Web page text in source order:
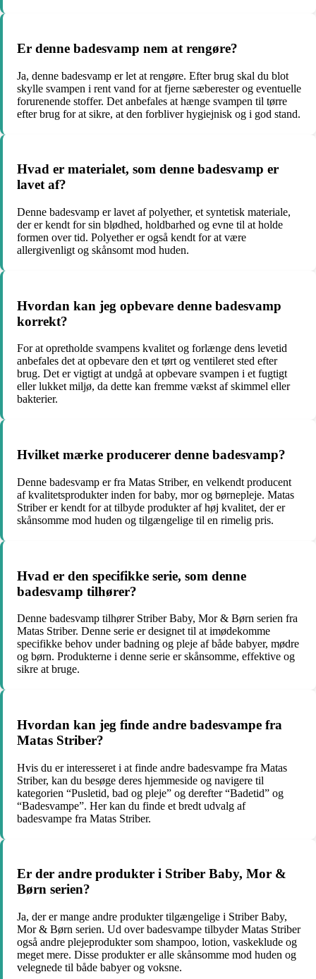
Er denne badesvamp nem at rengøre?
Ja, denne badesvamp er let at rengøre. Efter brug skal du blot
skylle svampen i rent vand for at fjerne sæberester og eventuelle
forurenende stoffer. Det anbefales at hænge svampen til tørre
efter brug for at sikre, at den forbliver hygiejnisk og i god stand.
Hvad er materialet, som denne badesvamp er
lavet af?
Denne badesvamp er lavet af polyether, et syntetisk materiale,
der er kendt for sin blødhed, holdbarhed og evne til at holde
formen over tid. Polyether er også kendt for at være
allergivenligt og skånsomt mod huden.
Hvordan kan jeg opbevare denne badesvamp
korrekt?
For at opretholde svampens kvalitet og forlænge dens levetid
anbefales det at opbevare den et tørt og ventileret sted efter
brug. Det er vigtigt at undgå at opbevare svampen i et fugtigt
eller lukket miljø, da dette kan fremme vækst af skimmel eller
bakterier.
Hvilket mærke producerer denne badesvamp?
Denne badesvamp er fra Matas Striber, en velkendt producent
af kvalitetsprodukter inden for baby, mor og børnepleje. Matas
Striber er kendt for at tilbyde produkter af høj kvalitet, der er
skånsomme mod huden og tilgængelige til en rimelig pris.
Hvad er den specifikke serie, som denne
badesvamp tilhører?
Denne badesvamp tilhører Striber Baby, Mor & Børn serien fra
Matas Striber. Denne serie er designet til at imødekomme
specifikke behov under badning og pleje af både babyer, mødre
og børn. Produkterne i denne serie er skånsomme, effektive og
sikre at bruge.
Hvordan kan jeg finde andre badesvampe fra
Matas Striber?
Hvis du er interesseret i at finde andre badesvampe fra Matas
Striber, kan du besøge deres hjemmeside og navigere til
kategorien “Pusletid, bad og pleje” og derefter “Badetid” og
“Badesvampe”. Her kan du finde et bredt udvalg af
badesvampe fra Matas Striber.
Er der andre produkter i Striber Baby, Mor &
Børn serien?
Ja, der er mange andre produkter tilgængelige i Striber Baby,
Mor & Børn serien. Ud over badesvampe tilbyder Matas Striber
også andre plejeprodukter som shampoo, lotion, vaskeklude og
meget mere. Disse produkter er alle skånsomme mod huden og
velegnede til både babyer og voksne.